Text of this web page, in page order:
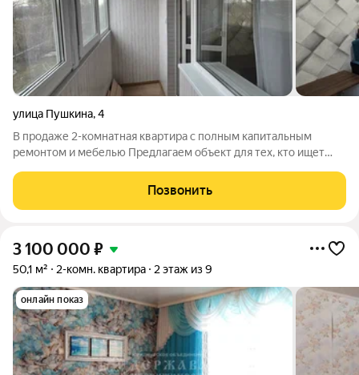
улица Пушкина,4
В продаже 2-комнатная квартира с полным капитальным
ремонтом и мебелью Предлагаем объект для тех, кто ищет
вложений. Квартира расположена по адресу: г. Ленинск-
Кузнецкий, ул. Пушкина д.4 Основные
Позвонить
3 100 000 ₽
50,1 м² 2-комн. квартира 2 этаж из 9
онлайн показ